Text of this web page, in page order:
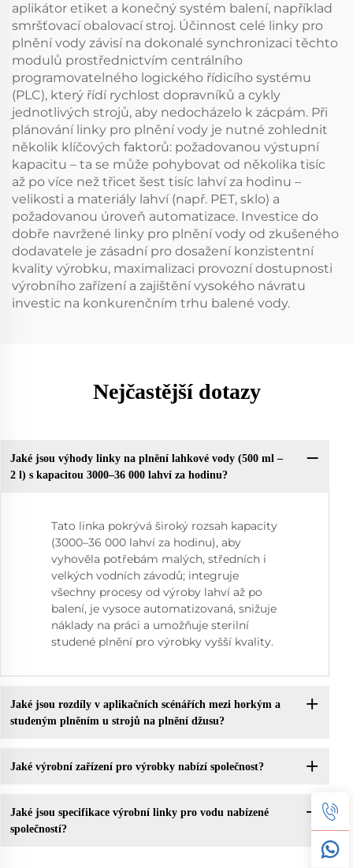
aplikátor etiket a konečný systém balení, například
smršťovací obalovací stroj. Účinnost celé linky pro
plnění vody závisí na dokonalé synchronizaci těchto
modulů prostřednictvím centrálního
programovatelného logického řídicího systému
(PLC), který řídí rychlost dopravníků a cykly
jednotlivých strojů, aby nedocházelo k zácpám. Při
plánování linky pro plnění vody je nutné zohlednit
několik klíčových faktorů: požadovanou výstupní
kapacitu – ta se může pohybovat od několika tisíc
až po více než třicet šest tisíc lahví za hodinu –
velikosti a materiály lahví (např. PET, sklo) a
požadovanou úroveň automatizace. Investice do
dobře navržené linky pro plnění vody od zkušeného
dodavatele je zásadní pro dosažení konzistentní
kvality výrobku, maximalizaci provozní dostupnosti
výrobního zařízení a zajištění vysokého návratu
investic na konkurenčním trhu balené vody.
Nejčastější dotazy
Jaké jsou výhody linky na plnění lahkové vody (500 ml –
2 l) s kapacitou 3000–36 000 lahví za hodinu?
Tato linka pokrývá široký rozsah kapacity
(3000–36 000 lahví za hodinu), aby
vyhověla potřebám malých, středních i
velkých vodních závodů; integruje
všechny procesy od výroby lahví až po
balení, je vysoce automatizovaná, snižuje
náklady na práci a umožňuje sterilní
studené plnění pro výrobky vyšší kvality.
Jaké jsou rozdíly v aplikačních scénářích mezi horkým a
studeným plněním u strojů na plnění džusu?
Jaké výrobní zařízení pro výrobky nabízí společnost?
Jaké jsou specifikace výrobní linky pro vodu nabízené
společností?